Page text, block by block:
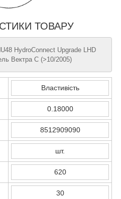
ТОВАРУ
HydroConnect Upgrade LHD
Вектра С (>10/2005)
Властивість
0.18000
8512909090
шт.
620
30